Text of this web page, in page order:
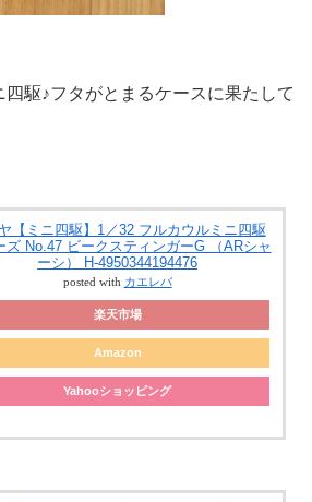
四駆♪フタがとまるケースに果たして
【ミニ四駆】1／32 フルカウルミニ四駆
ズ No.47 ビークスティンガーG （ARシャ
ーシ） H-4950344194476
posted with カエレバ
楽天市場
Amazon
Yahooショッピング